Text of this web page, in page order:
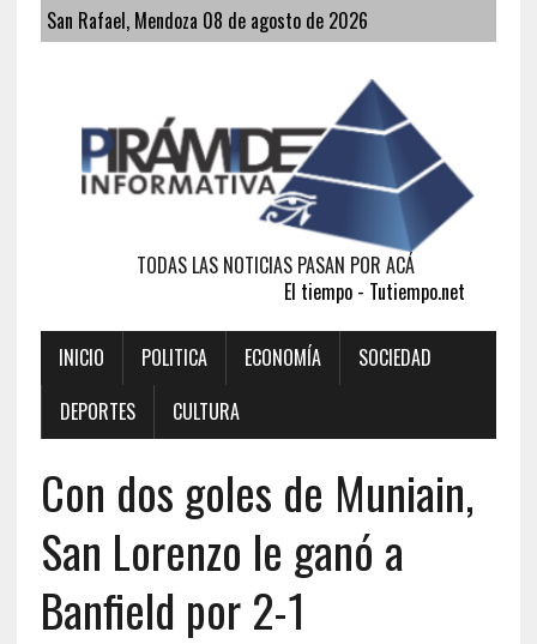
San Rafael, Mendoza 08 de agosto de 2026
TODAS LAS NOTICIAS PASAN POR ACÁ
El tiempo - Tutiempo.net
INICIO POLITICA ECONOMÍA
SOCIEDAD
DEPORTES
CULTURA
Con dos goles de Muniain,
San Lorenzo le ganó a
Banfield por 2-1